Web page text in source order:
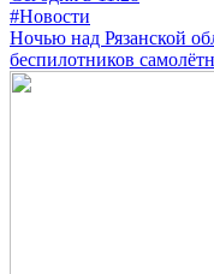
#Новости
Ночью над Рязанской
беспилотников